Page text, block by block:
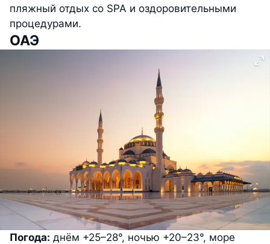
пляжный отдых со SPA и оздоровительными
процедурами.
ОАЭ
Погода: днём +25–28°, ночью +20–23°, море